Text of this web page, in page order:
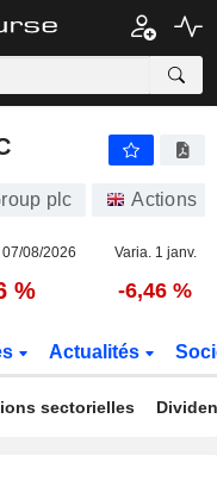
plc Actions
08/2026 Varia. 1 janv.
% -6,46 %
Actualités
sectorielles